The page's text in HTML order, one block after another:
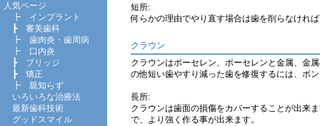
人気ページ
┣ インプラント
┣ 審美歯科
┣ 歯肉炎・歯周病
┣ 口内炎
┣ ブリッジ
┣ 矯正
┣ 親知らず
いろいろな治療法
最新歯科技術
グッドスマイル
短所:
何らかの理由でやり直す場合は歯を削らなけれ
クラウン
クラウンはポーセレン、ポーセレンと金属、金
の他短い歯やすり減った歯を修復するには、ボ
長所:
クラウンは歯面の損傷をカバーすることが出来
で、より強く作る事が出来ます。